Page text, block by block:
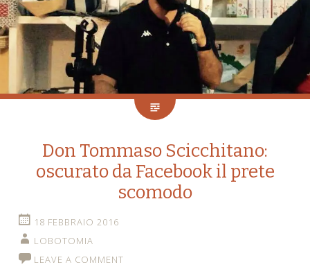
Don Tommaso Scicchitano:
oscurato da Facebook il prete
scomodo
18 FEBBRAIO 2016
LOBOTOMIA
LEAVE A COMMENT